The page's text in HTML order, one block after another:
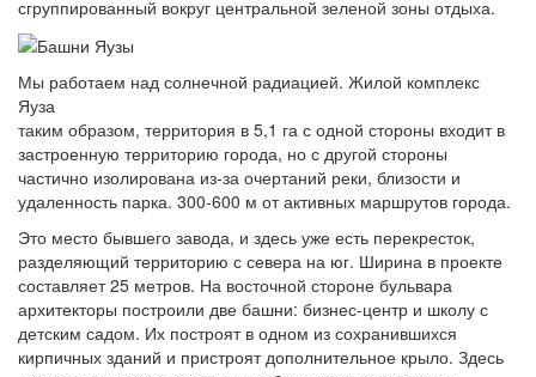
сгруппированный вокруг центральной зеленой зоны отдыха.
Мы работаем над солнечной радиацией. Жилой комплекс
Яуза
таким образом, территория в 5,1 га с одной стороны входит в
застроенную территорию города, но с другой стороны
частично изолирована из-за очертаний реки, близости и
удаленность парка. 300-600 м от активных маршрутов города.
Это место бывшего завода, и здесь уже есть перекресток,
разделяющий территорию с севера на юг. Ширина в проекте
составляет 25 метров. На восточной стороне бульвара
архитекторы построили две башни: бизнес-центр и школу с
детским садом. Их построят в одном из сохранившихся
кирпичных зданий и пристроят дополнительное крыло. Здесь